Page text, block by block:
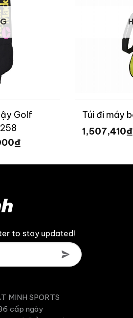
Golf
₫.
₫
là:
Túi đi máy
1,507,410₫
to stay updated!
MINH SPORTS
cấp ngày